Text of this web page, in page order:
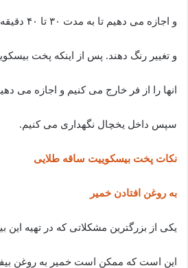
و اجازه می دهیم تا به مدت ۳۰ تا ۴۰ دقیقه بپزند ،
و تغییر رنگ دهند. پس از اینکه پخت
انها را از فر خارج می کنیم و اجازه می
سپس داخل یخچال نگهداری می کنیم.
نکات پخت بیسکوییت ساقه طلایی
به روغن افتادن خمیر
یکی از بزرگترین مشکلاتی که در تهیه این
این است که ممکن است خمیر به روغن